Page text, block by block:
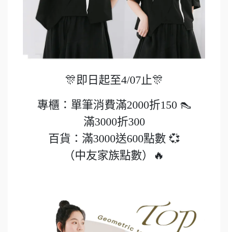
🎊即日起至4/07止🎊
專櫃：單筆消費滿2000折150 👠
滿3000折300
百貨：滿3000送600點數 💞
（中友家族點數）🔥